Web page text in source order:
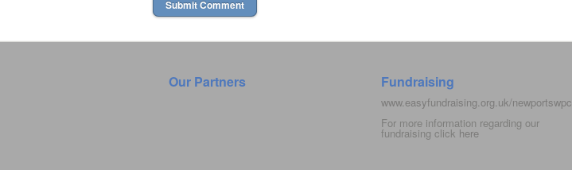
Our Partners Fundraising
www.easyfundraising.org.uk/newportswpc
For more information regarding our
fundraising click here